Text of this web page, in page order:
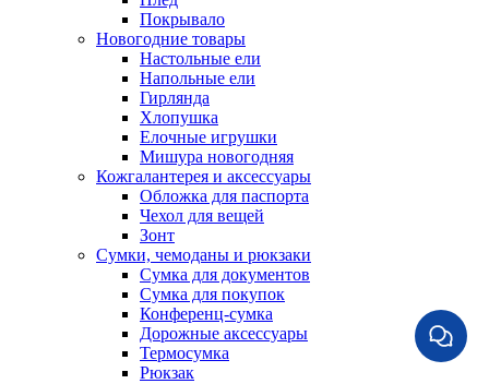
Покрывало
Новогодние товары
Настольные ели
Напольные ели
Гирлянда
Хлопушка
Елочные игрушки
Мишура новогодняя
Кожгалантерея и аксессуары
Обложка для паспорта
Чехол для вещей
Зонт
Сумки, чемоданы и рюкзаки
Сумка для документов
Сумка для покупок
Конференц-сумка
Дорожные аксессуары
Термосумка
Рюкзак